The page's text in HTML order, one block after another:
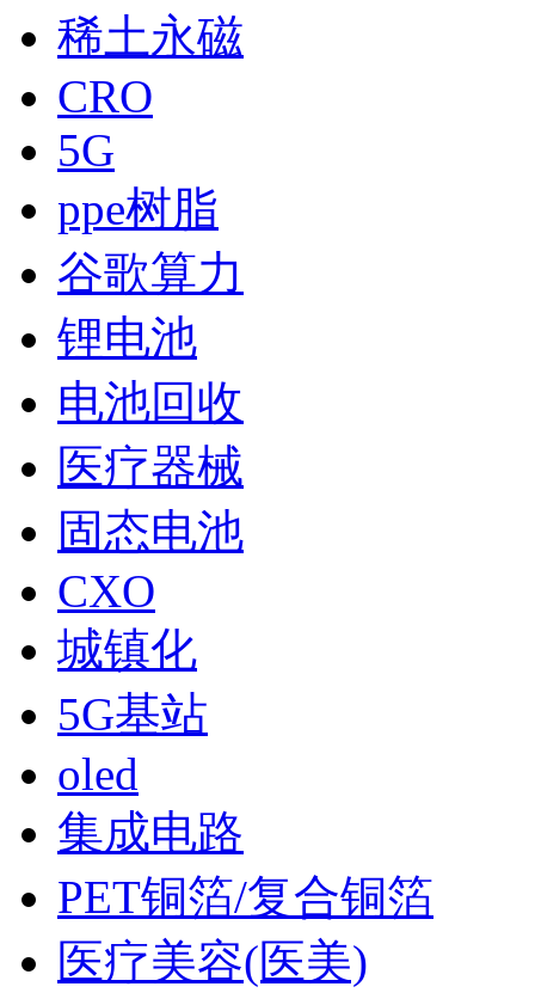
稀土永磁
CRO
5G
ppe树脂
谷歌算力
锂电池
电池回收
医疗器械
固态电池
CXO
城镇化
5G基站
oled
集成电路
PET铜箔/复合铜箔
医疗美容(医美)